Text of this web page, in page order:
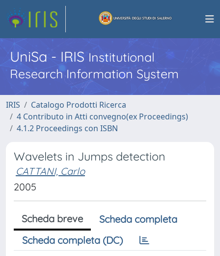
UniSa - IRISInstitutional
Research Information System
IRIS
Catalogo Prodotti Ricerca
4 Contributo in Atti convegno(ex Proceedings)
4.1.2 Proceedings con ISBN
Wavelets in Jumps detection
CATTANI, Carlo
2005
Scheda breve
Scheda completa
Scheda completa (DC)